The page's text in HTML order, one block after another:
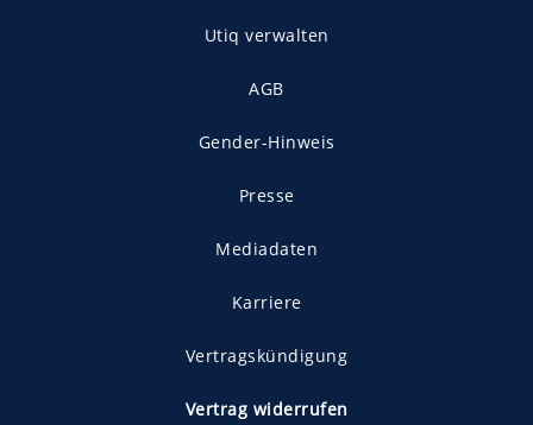
Utiq verwalten
AGB
Gender-Hinweis
Presse
Mediadaten
Karriere
Vertragskündigung
Vertrag widerrufen